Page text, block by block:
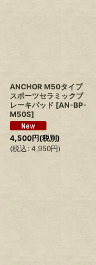
ANCHOR M50タイプ
スポーツセラミックブ
レーキパッド [AN-BP-
M50S]
4,500円(税別)
(税込 : 4,950円)